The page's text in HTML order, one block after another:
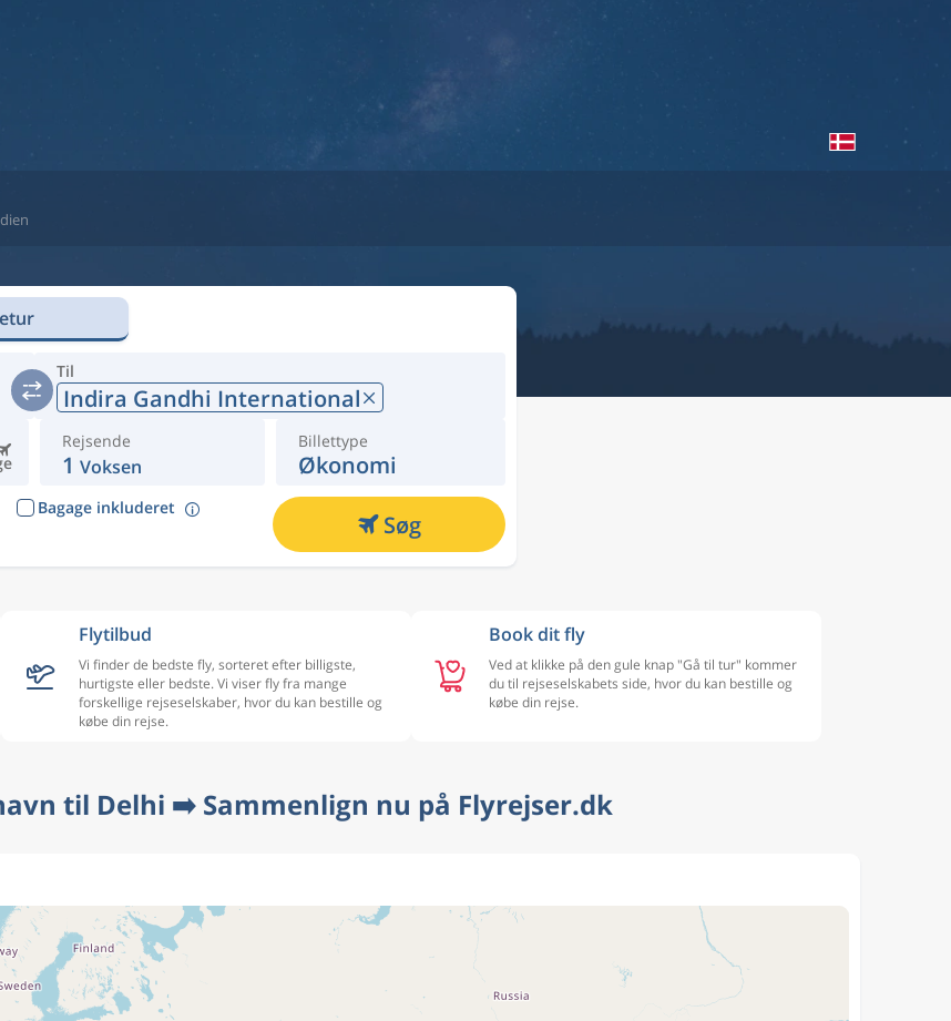
Til
Indira Gandhi International
Rejsende
1 Voksen
Billettype
Økonomi
Bagage inkluderet
Søg
Flytilbud
Vi finder de bedste fly, sorteret efter billigste,
hurtigste eller bedste. Vi viser fly fra mange
forskellige rejseselskaber, hvor du kan bestille og
købe din rejse.
Book dit fly
Ved at klikke på den gule knap "Gå til tur" kommer
du til rejseselskabets side, hvor du kan bestille og
købe din rejse.
til Delhi ➡️ Sammenlign nu på Flyrejser.dk